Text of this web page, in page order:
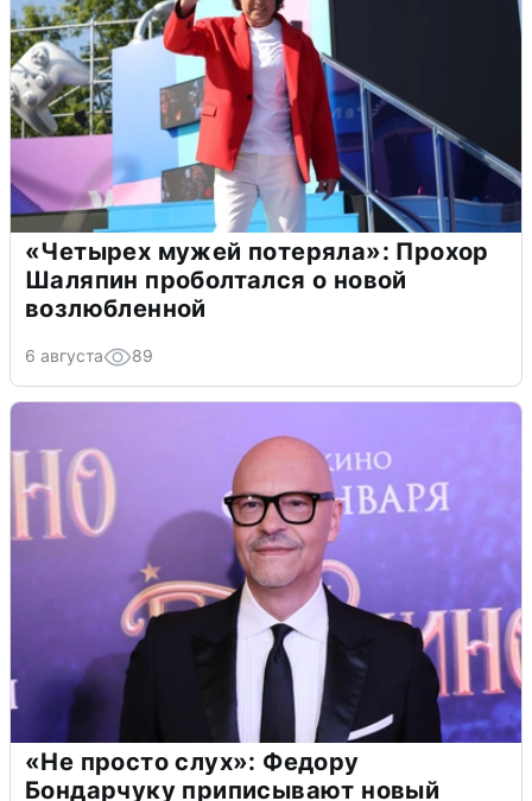
«Четырех мужей потеряла»: Прохор
Шаляпин проболтался о новой
возлюбленной
6 августа 89
«Не просто слух»: Федору
Бондарчуку приписывают новый